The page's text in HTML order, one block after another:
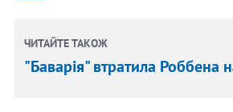
ЧИТАЙТЕ ТАКОЖ
"Баварія" втратила Роббена